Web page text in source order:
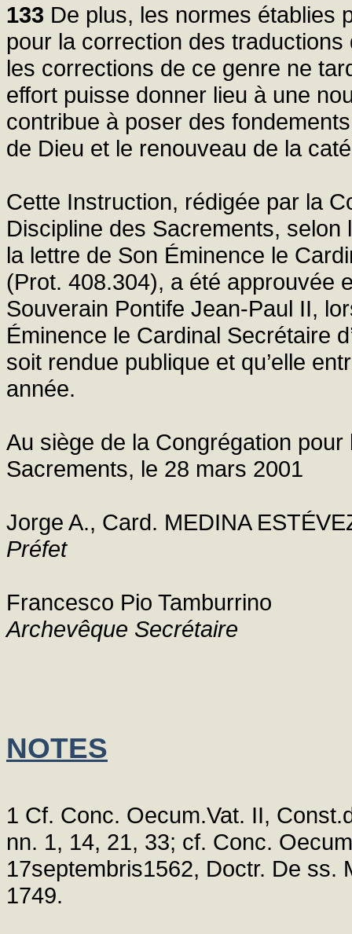
133 De plus, les normes établies
pour la correction des
les corrections de ce genre ne
effort puisse donner lieu à une
contribue à poser des
de Dieu et le renouveau de la
Cette Instruction, rédigée par la
Discipline des Sacrements,
la lettre de Son Éminence le
(Prot. 408.304), a été approuvée
Souverain Pontife Jean-Paul II,
Éminence le Cardinal Secrétaire
soit rendue publique et qu’elle
année.
Au siège de la Congrégation
Sacrements, le 28 mars 2001
Jorge A., Card. MEDINA
Préfet
Francesco Pio Tamburrino
Archevêque Secrétaire
NOTES
1 Cf. Conc. Oecum.Vat. II,
nn. 1, 14, 21, 33; cf. Conc.
17septembris1562, Doctr. De ss.
1749.